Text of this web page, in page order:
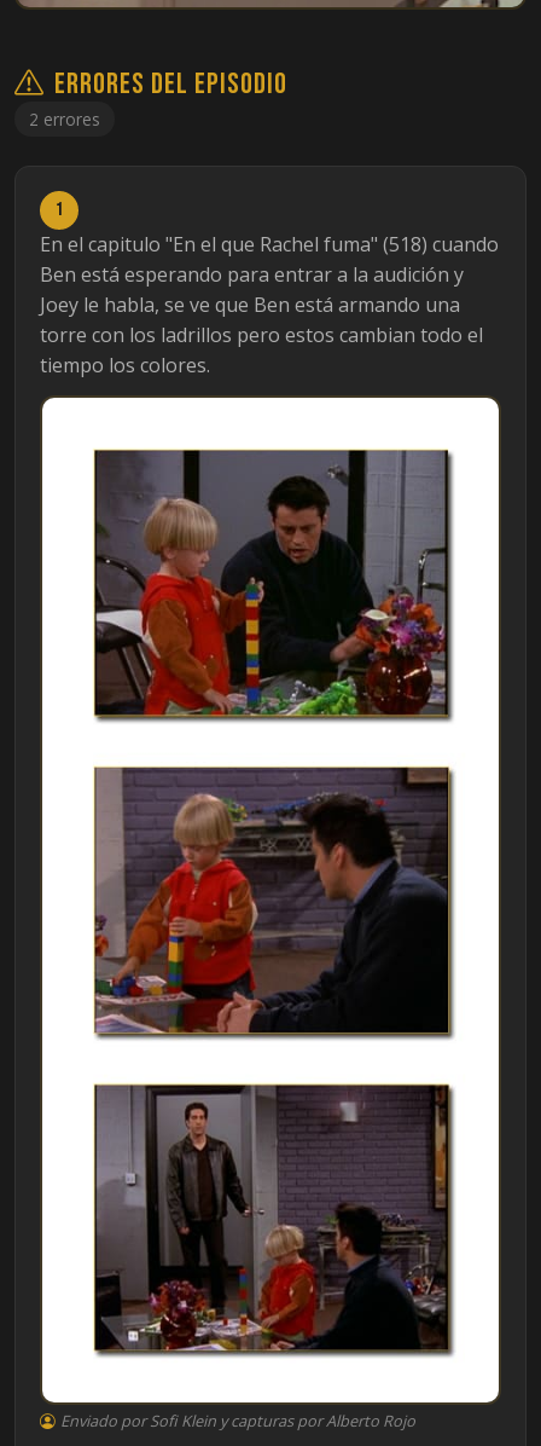
Errores del episodio
2 errores
1
En el capitulo "En el que Rachel fuma" (518) cuando
Ben está esperando para entrar a la audición y
Joey le habla, se ve que Ben está armando una
torre con los ladrillos pero estos cambian todo el
tiempo los colores.
Enviado por Sofi Klein y capturas por Alberto Rojo